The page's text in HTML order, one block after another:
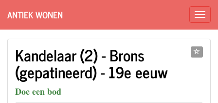
ANTIEK WONEN
Kandelaar (2) - Brons
(gepatineerd) - 19e eeuw
Doe een bod